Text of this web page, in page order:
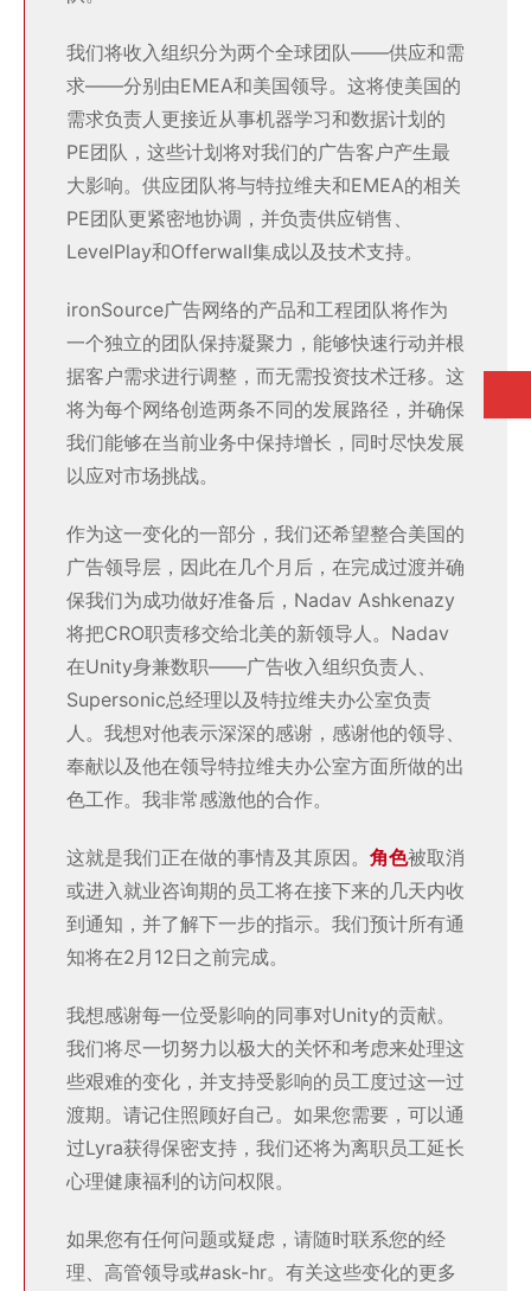
我们将收入组织分为两个全球团队——供应和需
求——分别由EMEA和美国领导。这将使美国的
需求负责人更接近从事机器学习和数据计划的
PE团队，这些计划将对我们的广告客户产生最
大影响。供应团队将与特拉维夫和EMEA的相关
PE团队更紧密地协调，并负责供应销售、
LevelPlay和Offerwall集成以及技术支持。
ironSource广告网络的产品和工程团队将作为
一个独立的团队保持凝聚力，能够快速行动并根
据客户需求进行调整，而无需投资技术迁移。这
将为每个网络创造两条不同的发展路径，并确保
我们能够在当前业务中保持增长，同时尽快发展
以应对市场挑战。
作为这一变化的一部分，我们还希望整合美国的
广告领导层，因此在几个月后，在完成过渡并确
保我们为成功做好准备后，Nadav Ashkenazy
将把CRO职责移交给北美的新领导人。Nadav
在Unity身兼数职——广告收入组织负责人、
Supersonic总经理以及特拉维夫办公室负责
人。我想对他表示深深的感谢，感谢他的领导、
奉献以及他在领导特拉维夫办公室方面所做的出
色工作。我非常感激他的合作。
这就是我们正在做的事情及其原因。 角色被取消
或进入就业咨询期的员工将在接下来的几天内收
到通知，并了解下一步的指示。我们预计所有通
知将在2月12日之前完成。
我想感谢每一位受影响的同事对Unity的贡献。
我们将尽一切努力以极大的关怀和考虑来处理这
些艰难的变化，并支持受影响的员工度过这一过
渡期。请记住照顾好自己。如果您需要，可以通
过Lyra获得保密支持，我们还将为离职员工延长
心理健康福利的访问权限。
如果您有任何问题或疑虑，请随时联系您的经
理、高管领导或#ask-hr。有关这些变化的更多